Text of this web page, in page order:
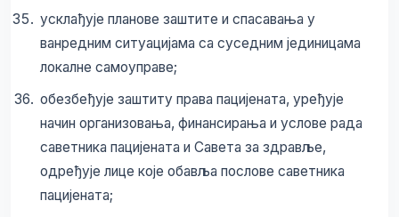
усклађује планове заштите и спасавања у
ванредним ситуацијама са суседним јединицама
локалне самоуправе;
обезбеђује заштиту права пацијената, уређује
начин организовања, финансирања и услове рада
саветника пацијената и Савета за здравље,
одређује лице које обавља послове саветника
пацијената;